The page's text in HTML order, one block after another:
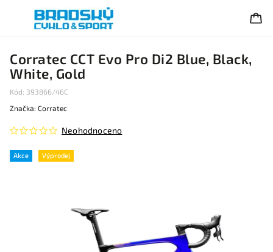
Corratec CCT Evo Pro Di2 Blue, Black,
White, Gold
Kód: 393866/46C
Akce Výprodej
Neohodnoceno
Značka: Corratec